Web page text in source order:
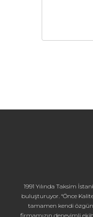
1991 Yılında Taksim
buluşturuyor. “Önce
tamamen kendi özgün
firmamızın deneyimli